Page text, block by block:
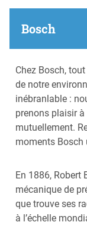
Bosch
Chez Bosch,
de notre
inébranlable :
prenons plaisir
mutuellement.
moments Bosch
En 1886, Robert
mécanique de
que trouve ses
à l’échelle